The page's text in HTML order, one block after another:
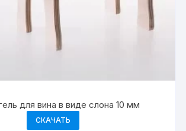
для вина в виде слона 10 мм
СКАЧАТЬ